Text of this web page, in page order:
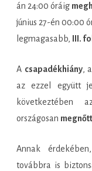
án 24:00 óráig
június 27-én 00:00
legmagasabb,
III.
A csapadékhiány,
az ezzel együtt
következtében
országosan megnőtt
Annak
továbbra is